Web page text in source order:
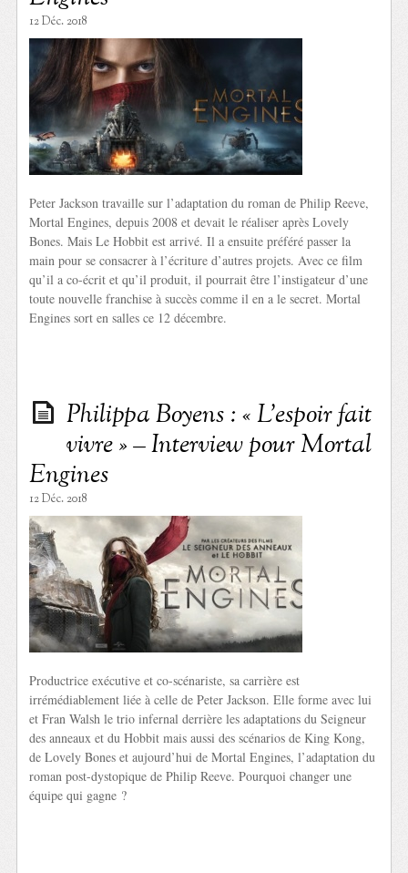
12 Déc. 2018
Peter Jackson travaille sur l’adaptation du roman de Philip Reeve,
Mortal Engines, depuis 2008 et devait le réaliser après Lovely
Bones. Mais Le Hobbit est arrivé. Il a ensuite préféré passer la
main pour se consacrer à l’écriture d’autres projets. Avec ce film
qu’il a co-écrit et qu’il produit, il pourrait être l’instigateur d’une
toute nouvelle franchise à succès comme il en a le secret. Mortal
Engines sort en salles ce 12 décembre.
Philippa Boyens : « L’espoir fait
vivre » – Interview pour Mortal
Engines
12 Déc. 2018
Productrice exécutive et co-scénariste, sa carrière est
irrémédiablement liée à celle de Peter Jackson. Elle forme avec lui
et Fran Walsh le trio infernal derrière les adaptations du Seigneur
des anneaux et du Hobbit mais aussi des scénarios de King Kong,
de Lovely Bones et aujourd’hui de Mortal Engines, l’adaptation du
roman post-dystopique de Philip Reeve. Pourquoi changer une
équipe qui gagne ?